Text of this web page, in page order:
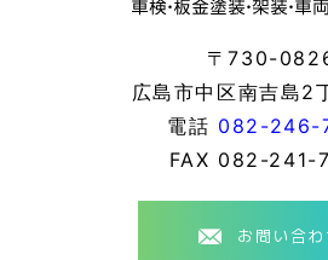
〒730-
広島市中区南吉島2
電話 082-246-
FAX 082-241-
お問い合わ